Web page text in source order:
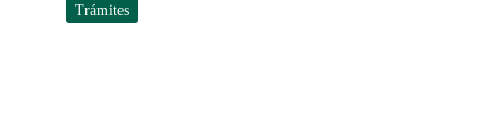
Trámites